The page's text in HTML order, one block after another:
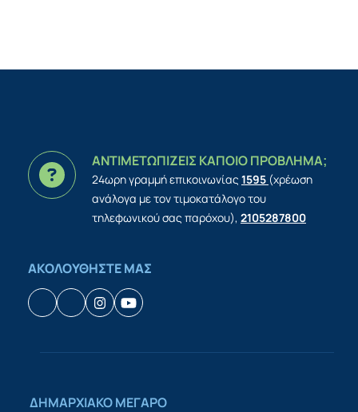
ΑΝΤΙΜΕΤΩΠΙΖΕΙΣ ΚΑΠΟΙΟ ΠΡΟΒΛΗΜΑ;
24ωρη γραμμή επικοινωνίας 1595 (χρέωση
ανάλογα με τον τιμοκατάλογο του
τηλεφωνικού σας παρόχου), 2105287800
ΑΚΟΛΟΥΘΗΣΤΕ ΜΑΣ
Facebook
HouzzInstagram
YouTube
ΔΗΜΑΡΧΙΑΚΟ ΜΕΓΑΡΟ